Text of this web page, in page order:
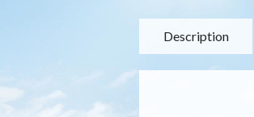
Description